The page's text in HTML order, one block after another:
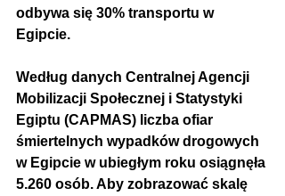
odbywa się 30% transportu w
Egipcie.
Według danych Centralnej Agencji
Mobilizacji Społecznej i Statystyki
Egiptu (CAPMAS) liczba ofiar
śmiertelnych wypadków drogowych
w Egipcie w ubiegłym roku osiągnęła
5.260 osób. Aby zobrazować skalę